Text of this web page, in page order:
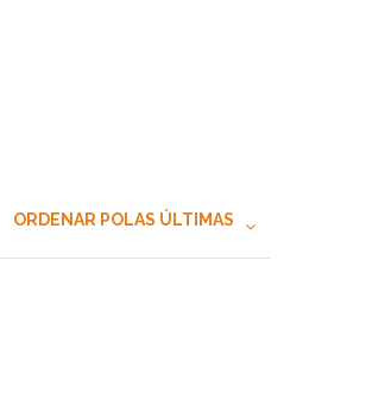
ORDENAR POLAS ÚLTIMAS